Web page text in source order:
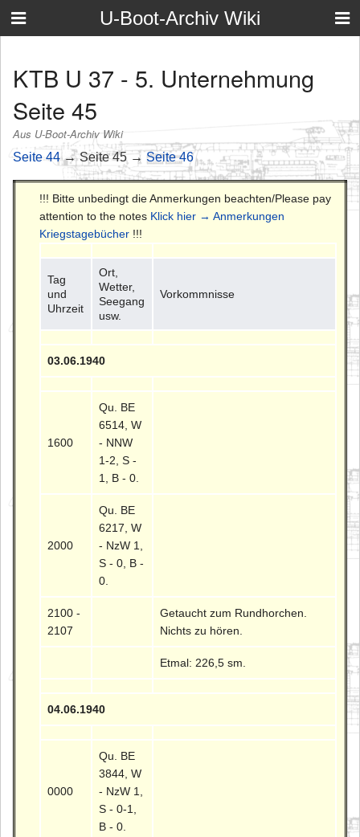
U-Boot-Archiv Wiki
KTB U 37 - 5. Unternehmung
Seite 45
Aus U-Boot-Archiv Wiki
Seite 44→ Seite 45 → Seite 46
!!! Bitte unbedingt die Anmerkungen beachten/Please pay
attention to the notes Klick hier → Anmerkungen
Kriegstagebücher !!!
Tag
und
Uhrzeit
Ort,
Wetter,
Seegang
usw.
Vorkommnisse
03.06.1940
1600
Qu. BE
6514, W
- NNW
1-2, S -
1, B - 0.
2000
Qu. BE
6217, W
- NzW 1,
S - 0, B -
0.
2100 -
2107
Getaucht zum Rundhorchen.
Nichts zu hören.
Etmal: 226,5 sm.
04.06.1940
0000
Qu. BE
3844, W
- NzW 1,
S - 0-1,
B - 0.